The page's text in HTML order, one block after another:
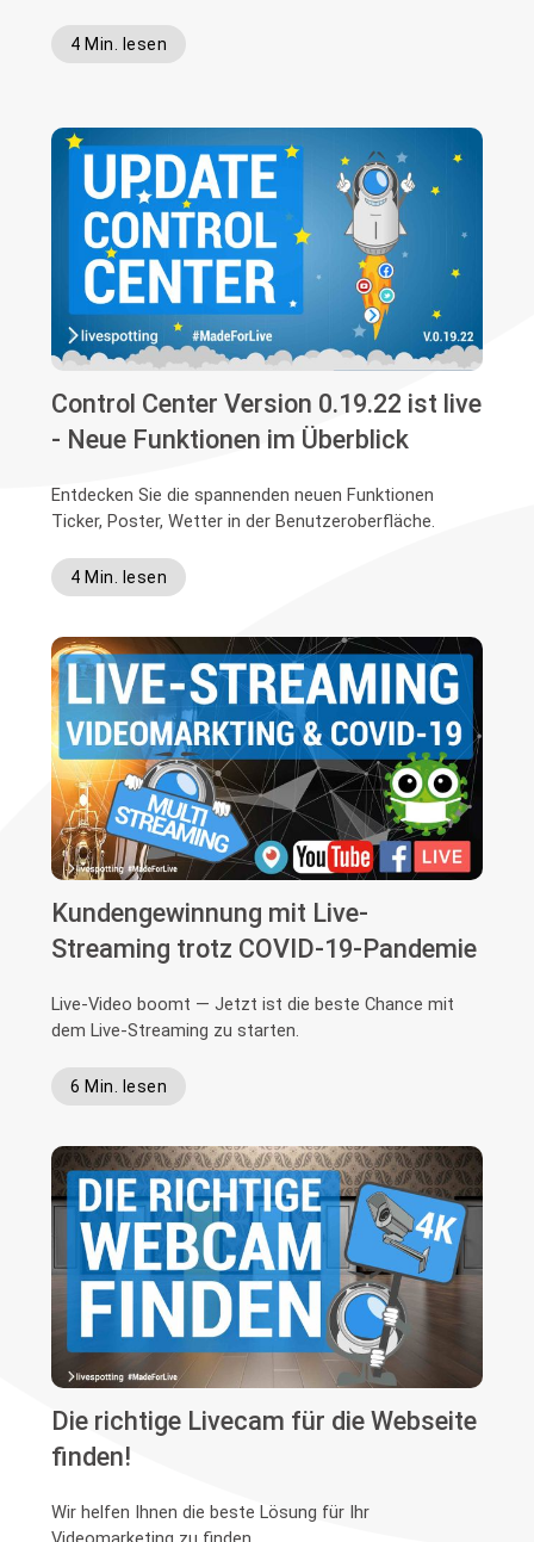
4 Min. lesen
Control Center Version 0.19.22 ist live
- Neue Funktionen im Überblick
Entdecken Sie die spannenden neuen Funktionen
Ticker, Poster, Wetter in der Benutzeroberfläche.
4 Min. lesen
Kundengewinnung mit Live-
Streaming trotz COVID-19-Pandemie
Live-Video boomt — Jetzt ist die beste Chance mit
dem Live-Streaming zu starten.
6 Min. lesen
Die richtige Livecam für die Webseite
finden!
Wir helfen Ihnen die beste Lösung für Ihr